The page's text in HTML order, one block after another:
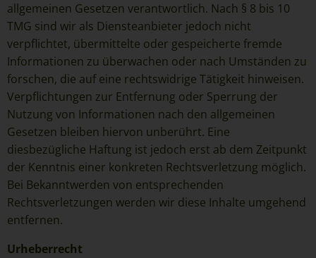
allgemeinen Gesetzen verantwortlich. Nach § 8 bis 10
TMG sind wir als Diensteanbieter jedoch nicht
verpflichtet, übermittelte oder gespeicherte fremde
Informationen zu überwachen oder nach Umständen zu
forschen, die auf eine rechtswidrige Tätigkeit hinweisen.
Verpflichtungen zur Entfernung oder Sperrung der
Nutzung von Informationen nach den allgemeinen
Gesetzen bleiben hiervon unberührt. Eine
diesbezügliche Haftung ist jedoch erst ab dem Zeitpunkt
der Kenntnis einer konkreten Rechtsverletzung möglich.
Bei Bekanntwerden von entsprechenden
Rechtsverletzungen werden wir diese Inhalte umgehend
entfernen.
Urheberrecht
insbesondere mittels Zuordnung zu einer Kennung wie einem
Online-Kennung oder zu einem oder mehreren besonderen
Merkmalen, die Ausdruck der physischen, physiologischen,
genetischen, psychischen, wirtschaftlichen, kulturellen oder
sozialen Identität dieser natürlichen Person sind, identifiziert
werden kann.
b) betroffene Person
natürliche Person, deren personenbezogene Daten von dem für
die Verarbeitung Verantwortlichen verarbeitet werden.
c) Verarbeitung
Verarbeitung ist jeder mit oder ohne Hilfe automatisierter
im Zusammenhang mit personenbezogenen Daten wie das